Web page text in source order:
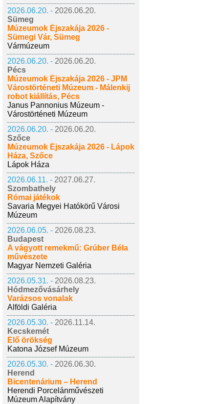
2026.06.20. - 2026.06.20.
Sümeg
Múzeumok Éjszakája 2026 -
Sümegi Vár, Sümeg
Vármúzeum
2026.06.20. - 2026.06.20.
Pécs
Múzeumok Éjszakája 2026 - JPM
Várostörténeti Múzeum - Málenkij
robot kiállítás, Pécs
Janus Pannonius Múzeum -
Várostörténeti Múzeum
2026.06.20. - 2026.06.20.
Szőce
Múzeumok Éjszakája 2026 - Lápok
Háza, Szőce
Lápok Háza
2026.06.11. - 2027.06.27.
Szombathely
Római játékok
Savaria Megyei Hatókörű Városi
Múzeum
2026.06.05. - 2026.08.23.
Budapest
A vágyott remekmű: Grúber Béla
művészete
Magyar Nemzeti Galéria
2026.05.31. - 2026.08.23.
Hódmezővásárhely
Varázsos vonalak
Alföldi Galéria
2026.05.30. - 2026.11.14.
Kecskemét
Élő örökség
Katona József Múzeum
2026.05.30. - 2026.06.30.
Herend
Bicentenárium – Herend
Herendi Porcelánművészeti
Múzeum Alapítvány